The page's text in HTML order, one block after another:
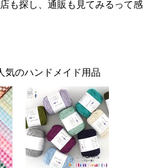
も探し、通販も見てみるって感
気のハンドメイド用品